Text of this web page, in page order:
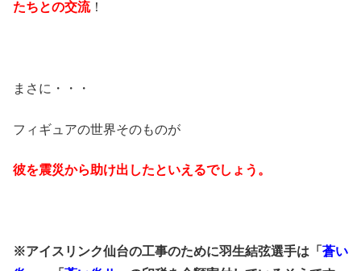
たちとの交流！
まさに・・・
フィギュアの世界そのものが
彼を震災から助け出したといえるでしょう。
※アイスリンク仙台の工事のために羽生結弦選手は「 蒼い